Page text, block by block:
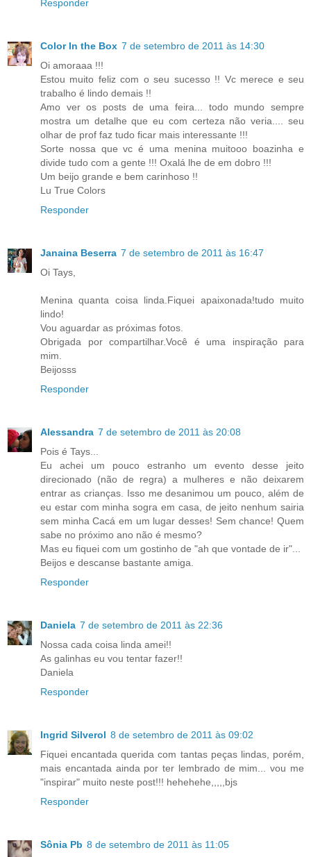
Responder
Color In the Box 7 de setembro de 2011 às 14:30
Oi amoraaa !!!
Estou muito feliz com o seu sucesso !! Vc merece e seu
trabalho é lindo demais !!
Amo ver os posts de uma feira... todo mundo sempre
mostra um detalhe que eu com certeza não veria.... seu
olhar de prof faz tudo ficar mais interessante !!!
Sorte nossa que vc é uma menina muitooo boazinha e
divide tudo com a gente !!! Oxalá lhe de em dobro !!!
Um beijo grande e bem carinhoso !!
Lu True Colors
Responder
Janaina Beserra 7 de setembro de 2011 às 16:47
Oi Tays,
Menina quanta coisa linda.Fiquei apaixonada!tudo muito
lindo!
Vou aguardar as próximas fotos.
Obrigada por compartilhar.Você é uma inspiração para
mim.
Beijosss
Responder
Alessandra 7 de setembro de 2011 às 20:08
Pois é Tays...
Eu achei um pouco estranho um evento desse jeito
direcionado (não de regra) a mulheres e não deixarem
entrar as crianças. Isso me desanimou um pouco, além de
eu estar com minha sogra em casa, de jeito nenhum sairia
sem minha Cacá em um lugar desses! Sem chance! Quem
sabe no próximo ano não é mesmo?
Mas eu fiquei com um gostinho de "ah que vontade de ir"...
Beijos e descanse bastante amiga.
Responder
Daniela 7 de setembro de 2011 às 22:36
Nossa cada coisa linda amei!!
As galinhas eu vou tentar fazer!!
Daniela
Responder
Ingrid Silverol 8 de setembro de 2011 às 09:02
Fiquei encantada querida com tantas peças lindas, porém,
mais encantada ainda por ter lembrado de mim... vou me
"inspirar" muito neste post!!! hehehehe,,,,,bjs
Responder
Sônia Pb 8 de setembro de 2011 às 11:05